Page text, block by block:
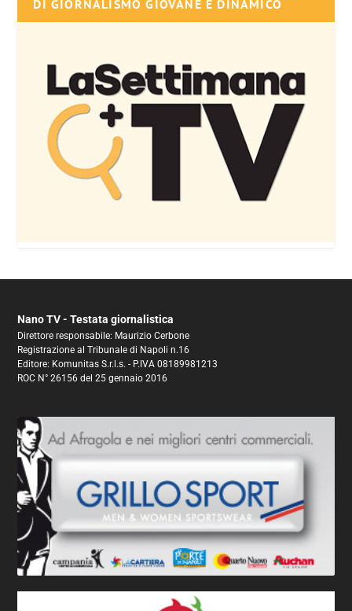
DI GIORNALISMO GIOVANE E DINAMICO
Nano TV - Testata giornalistica
Direttore responsabile: Maurizio Cerbone
Registrazione al Tribunale di Napoli n.16
Editore: Komunitas S.r.l.s. - P.IVA 08189981213
ROC N° 26156 del 25 gennaio 2016